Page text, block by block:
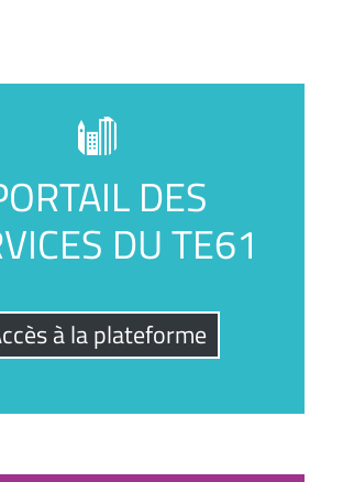
DES
DU TE61
à la plateforme